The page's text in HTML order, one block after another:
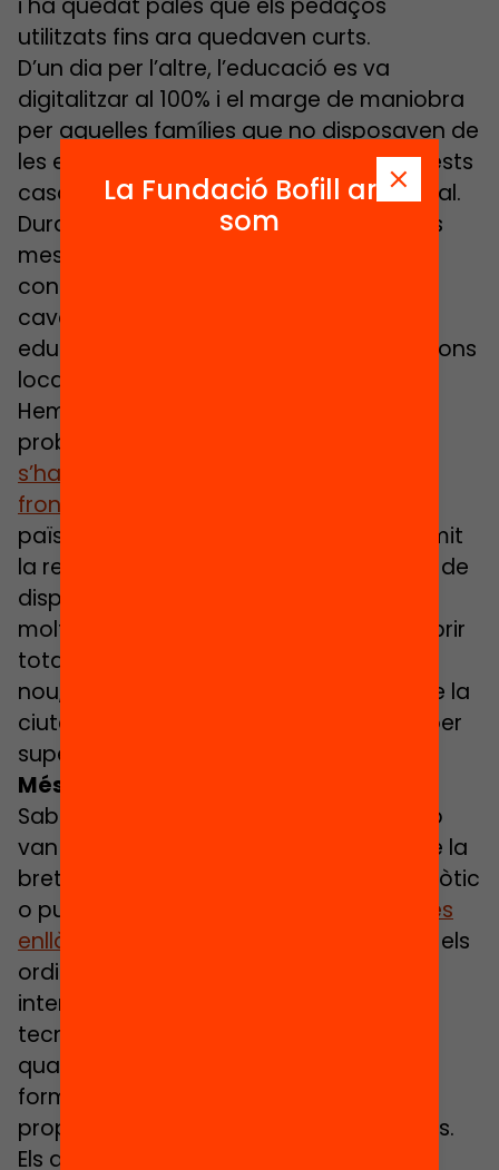
i ha quedat palès que els pedaços
utilitzats fins ara quedaven curts.
D’un dia per l’altre, l’educació es va
digitalitzar al 100% i el marge de maniobra
per aquelles famílies que no disposaven de
les eines necessàries va ser nul. En aquests
casos, la desconnexió lectiva va ser total.
Durant el confinament viscut els darrers
mesos l’accés a la tecnologia i a la
connectivitat ha estat un dels grans
cavalls de batalla tant pels centres
educatius com per moltes administracions
locals.
Hem vist també com aquesta és una
problemàtica global i
s’han donat diferents respostes per fer
front a la bretxa digital
països, l’administració pública ha assumit
la responsabilitat de facilitar la provisió de
dispositius i connectivitat, tot i que en
molts llocs no ha estat suficient per cobrir
tota la necessitat. Així hem vist com, de
nou, la solidaritat i l’autoorganització de la
ciutadania també ha esdevingut clau per
superar el moment de crisi puntual.
Més enllà dels tangibles
Sabem, però, que tecnologia i educació
van de la mà ara i més en un futur, i que la
bretxa digital no és un problema anecdòtic
o puntual. Aquesta escletxa
va molt més
enllà d’allò material o tangible
, ja siguin els
ordinadors, tauletes o la connexió a
internet. Quan parlem de l’ús de les
tecnologies no podem obviar l’ús i la
qualitat d’aquesta, que ve marcada de
forma molt notòria pel capital cultural
propi, o de l’entorn, en el cas dels infants.
Els alumnes necessiten, a més de
La Fundació Bofill ara
som